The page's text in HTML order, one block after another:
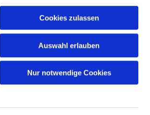
Cookies zulassen
Auswahl erlauben
Nur notwendige Cookies
staaken.de